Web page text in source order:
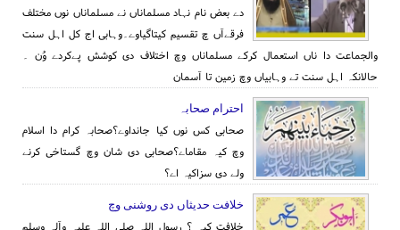
دے بعض نام نہاد مسلماناں نے مسلماناں نوں مختلف
فرقےآں چ تقسیم کیتاگیاوے۔وہابی اج کل اہل سنت
والجماعت دا ناں استعمال کرکے مسلماناں وچ اختلاف دی کوشش پےکردے وُن ۔
حالانکہ اہل سنت تے وہابیاں وچ زمین تا آسمان
احترام صحابہ
صحابی کس نوں کیا جانداوے؟صحابہ کرام دا اسلام
وچ کیہ مقاماے؟صحابی دی شان وچ گستاخی کرنے
ولے دی سزاکیہ اے؟
خلافت حدیثاں دی روشنی وچ
خلافت کیہ ؟ رسول اللہ صلی اللہ علیہ وآلہ وسلم